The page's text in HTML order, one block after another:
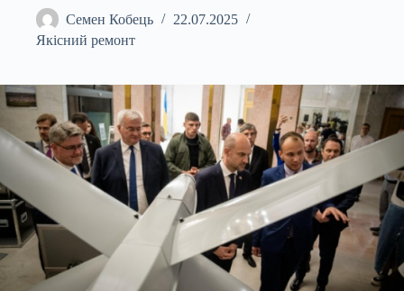
Семен Кобець
22.07.2025
Якісний ремонт